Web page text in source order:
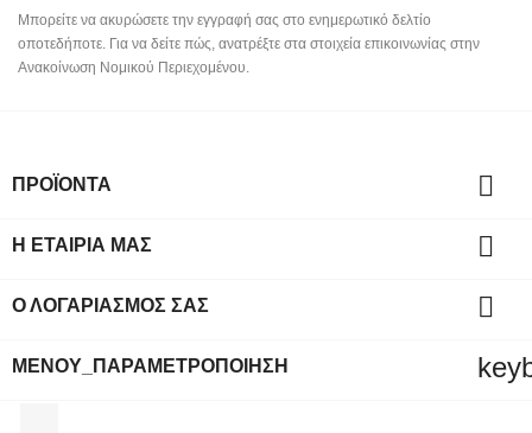
Μπορείτε να ακυρώσετε την εγγραφή σας στο ενημερωτικό δελτίο
οποτεδήποτε. Για να δείτε πώς, ανατρέξτε στα στοιχεία επικοινωνίας στην
Ανακοίνωση Νομικού Περιεχομένου.
ΠΡΟΪΌΝΤΑ 
Η ΕΤΑΙΡΊΑ ΜΑΣ 
Ο ΛΟΓΑΡΙΑΣΜΌΣ ΣΑΣ 
ΜΕΝΟΎ_ΠΑΡΑΜΕΤΡΟΠΟΊΗΣΗ